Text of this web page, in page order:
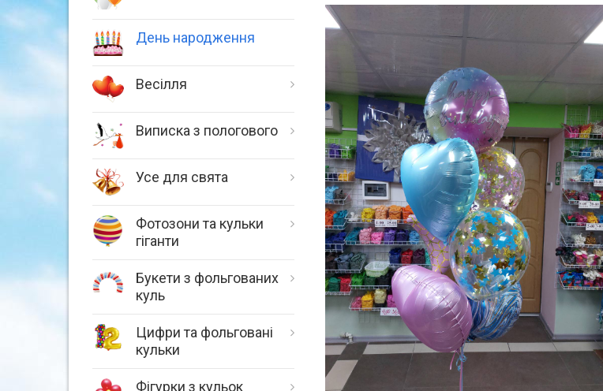
День народження
Весілля
Виписка з пологового
Усе для свята
Фотозони та кульки
гіганти
Букети з фольгованих
куль
Цифри та фольговані
кульки
Фігурки з кульок